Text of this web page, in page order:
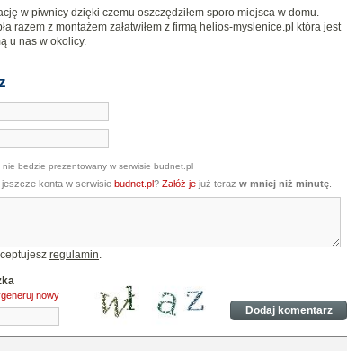
w piwnicy dzięki czemu oszczędziłem sporo miejsca w domu.
razem z montażem załatwiłem z firmą helios-myslenice.pl która jest
u nas w okolicy.
nie bedzie prezentowany w serwisie budnet.pl
jeszcze konta w serwisie budnet.pl? Załóż je już teraz w mniej niż minutę
regulamin.
nowy